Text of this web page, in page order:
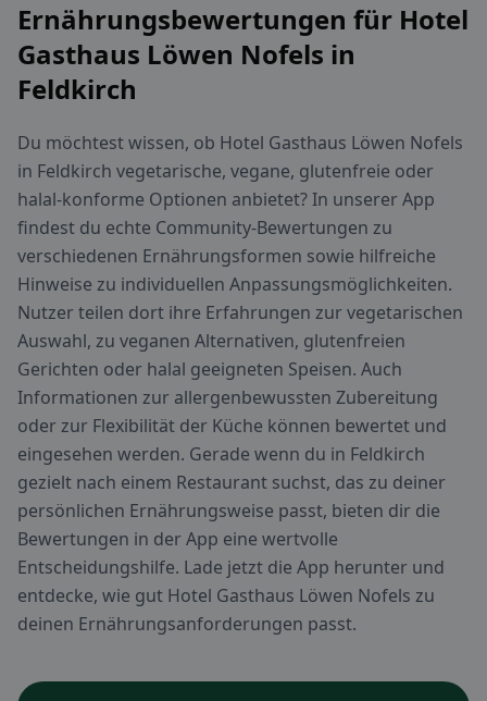
Ernährungsbewertungen für Hotel
Gasthaus Löwen Nofels in
Feldkirch
Du möchtest wissen, ob Hotel Gasthaus Löwen Nofels
in Feldkirch vegetarische, vegane, glutenfreie oder
halal-konforme Optionen anbietet? In unserer App
findest du echte Community-Bewertungen zu
verschiedenen Ernährungsformen sowie hilfreiche
Hinweise zu individuellen Anpassungsmöglichkeiten.
Nutzer teilen dort ihre Erfahrungen zur vegetarischen
Auswahl, zu veganen Alternativen, glutenfreien
Gerichten oder halal geeigneten Speisen. Auch
Informationen zur allergenbewussten Zubereitung
oder zur Flexibilität der Küche können bewertet und
eingesehen werden. Gerade wenn du in Feldkirch
gezielt nach einem Restaurant suchst, das zu deiner
persönlichen Ernährungsweise passt, bieten dir die
Bewertungen in der App eine wertvolle
Entscheidungshilfe. Lade jetzt die App herunter und
entdecke, wie gut Hotel Gasthaus Löwen Nofels zu
deinen Ernährungsanforderungen passt.